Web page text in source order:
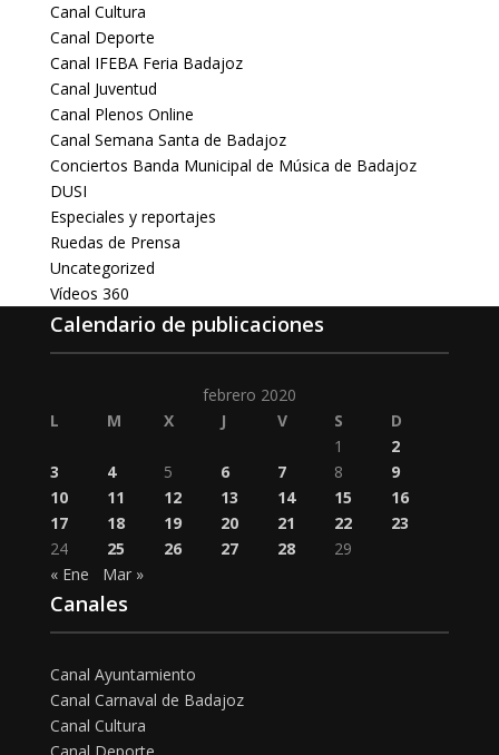
Canal Cultura
Canal Deporte
Canal IFEBA Feria Badajoz
Canal Juventud
Canal Plenos Online
Canal Semana Santa de Badajoz
Conciertos Banda Municipal de Música de Badajoz
DUSI
Especiales y reportajes
Ruedas de Prensa
Uncategorized
Vídeos 360
Calendario de publicaciones
febrero 2020
L
M X J V S
D
1
2
3
4 5 6 7 8
9
10
11 12 13 14 15
16
17
18 19 20 21 22
23
24
25 26 27 28
29
« Ene
Mar »
Canales
Canal Ayuntamiento
Canal Carnaval de Badajoz
Canal Cultura